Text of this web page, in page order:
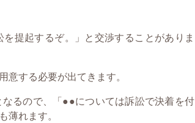
提起するぞ。」と交渉することがありま
意する必要が出てきます。
るので、「●●については訴訟で決着を付
れます。